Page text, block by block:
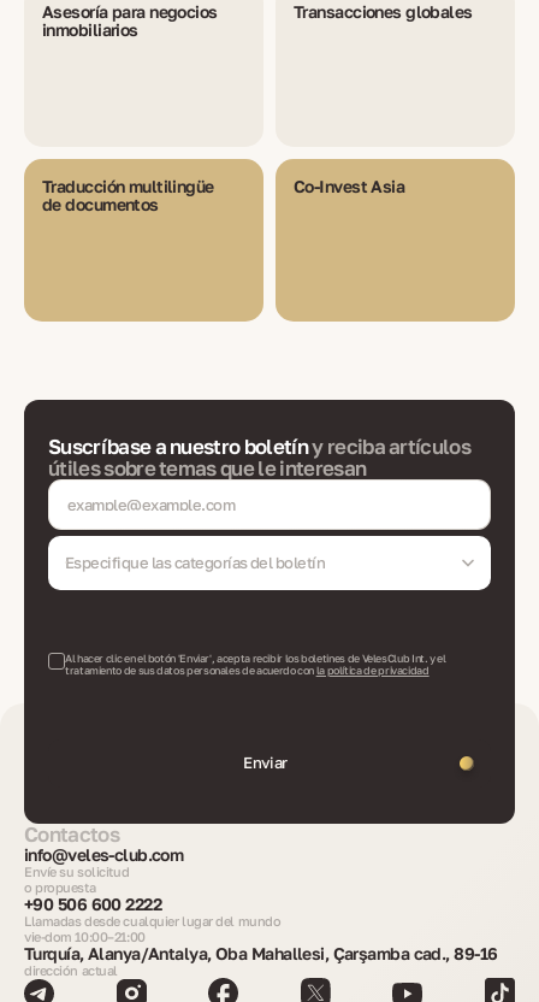
Asesoría para negocios
inmobiliarios
Transacciones globales
Traducción multilingüe
de documentos
Co-Invest Asia
Suscríbase a nuestro boletíny reciba artículos
útiles sobre temas que le interesan
Especifique las categorías del boletín
Al hacer clic en el botón 'Enviar', acepta recibir los boletines de VelesClub Int. y el
tratamiento de sus datos personales de acuerdo conla política de privacidad
Enviar
Contactos
info@veles-club.com
Envíe su solicitud
o propuesta
+90 506 600 2222
Llamadas desde cualquier lugar del mundo
vie-dom 10:00–21:00
Turquía, Alanya/Antalya, Oba Mahallesi, Çarşamba cad., 89-16
dirección actual